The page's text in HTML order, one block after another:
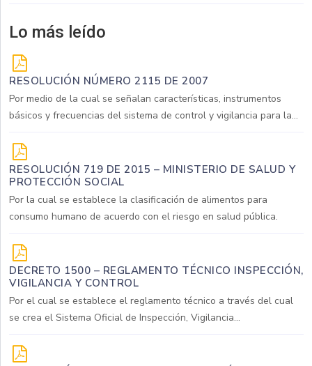
Lo más leído
RESOLUCIÓN NÚMERO 2115 DE 2007
Por medio de la cual se señalan características, instrumentos
básicos y frecuencias del sistema de control y vigilancia para la...
RESOLUCIÓN 719 DE 2015 – MINISTERIO DE SALUD Y
PROTECCIÓN SOCIAL
Por la cual se establece la clasificación de alimentos para
consumo humano de acuerdo con el riesgo en salud pública.
DECRETO 1500 – REGLAMENTO TÉCNICO INSPECCIÓN,
VIGILANCIA Y CONTROL
Por el cual se establece el reglamento técnico a través del cual
se crea el Sistema Oficial de Inspección, Vigilancia...